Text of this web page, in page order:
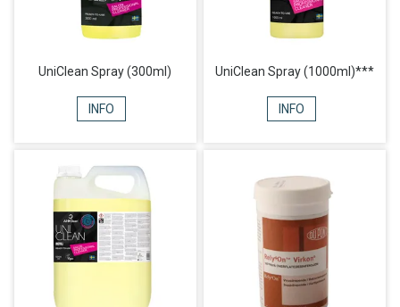
UniClean Spray (300ml)
INFO
UniClean Spray (1000ml)***
INFO